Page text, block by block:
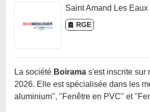
Saint Amand Les Eaux
RGE
La société Boirama s'est inscrite sur
2026. Elle est spécialisée dans les
aluminium", "Fenêtre en PVC" et